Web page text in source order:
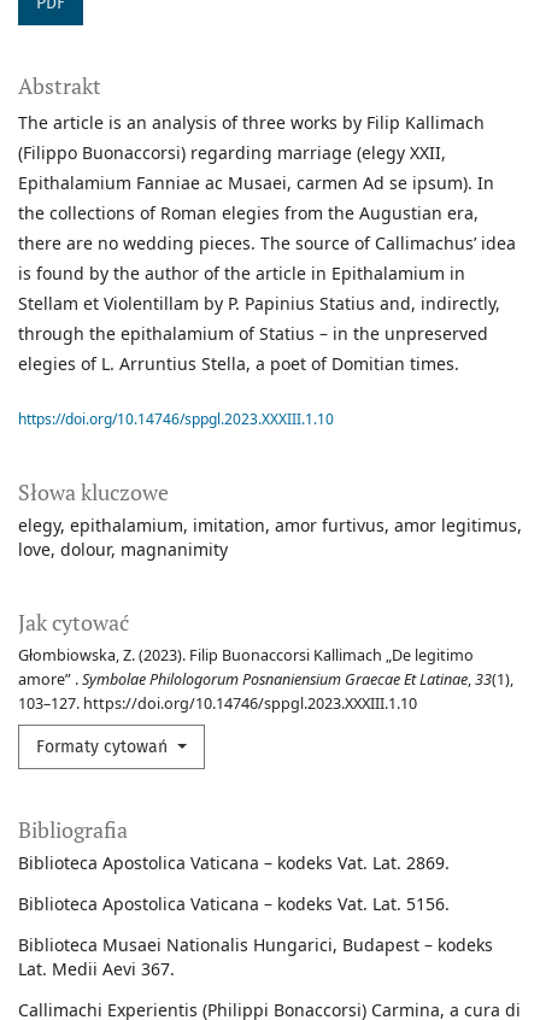
Słowa kluczowe
elegy epithalamium imitation amor furtivus amor legitimus
love dolour magnanimity
Jak cytować
Głombiowska, Z. (2023). Filip Buonaccorsi Kallimach „De legitimo
amore” .Symbolae Philologorum Posnaniensium Graecae Et Latinae,33(1),
103–127. https://doi.org/10.14746/sppgl.2023.XXXIII.1.10
Formaty cytowań
Abstrakt
The article is an analysis of three works by Filip Kallimach
(Filippo Buonaccorsi) regarding marriage (elegy XXII,
Epithalamium Fanniae ac Musaei, carmen Ad se ipsum). In
the collections of Roman elegies from the Augustian era,
there are no wedding pieces. The source of Callimachus’ idea
is found by the author of the article in Epithalamium in
Stellam et Violentillam by P. Papinius Statius and, indirectly,
through the epithalamium of Statius – in the unpreserved
elegies of L. Arruntius Stella, a poet of Domitian times.
https://doi.org/10.14746/sppgl.2023.XXXIII.1.10
Bibliografia
Biblioteca Apostolica Vaticana – kodeks Vat. Lat. 2869.
Biblioteca Apostolica Vaticana – kodeks Vat. Lat. 5156.
Biblioteca Musaei Nationalis Hungarici, Budapest – kodeks
Lat. Medii Aevi 367.
Callimachi Experientis (Philippi Bonaccorsi) Carmina, a cura di